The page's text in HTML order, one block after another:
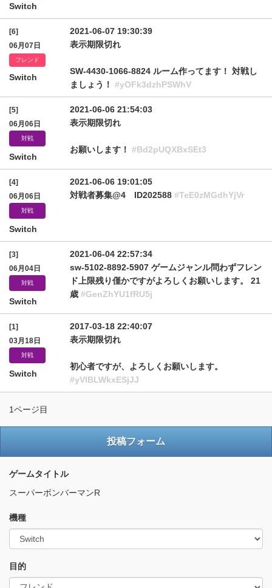
Switch
[6]
06月07日
フレンド
Switch
2021-06-07 19:30:39
表示期限切れ
SW-4430-1066-8824 ルーム作ってます！ 対戦し
ましょう！ #yOFk3dzhPSWhV
[5]
06月06日
対戦
Switch
2021-06-06 21:54:03
表示期限切れ
お願いします！ #Bd2pUQXBxSEt3
[4]
06月06日
対戦
Switch
2021-06-06 19:01:05
対戦者募集@4 ID202588 #TeE0zMGdhYjVr
[3]
06月04日
対戦
Switch
2021-06-04 22:57:34
sw-5102-8892-5907 ゲームジャンル問わずフレン
ド上限残り僅かですがよろしくお願いします。 21
歳 #GenZhYU1fRU5j
[1]
03月18日
対戦
Switch
2017-03-18 22:40:07
表示期限切れ
初心者ですが、よろしくお願いします。
#yVlBLWkxESjJJ
1ページ目
投稿フォーム
ゲームタイトル
スーパーボンバーマンR
機種
目的